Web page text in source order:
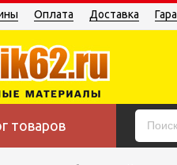
Оплата Доставка
товаров